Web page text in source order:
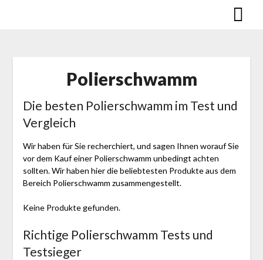
Polier­schwamm
Die besten Polier­schwamm im Test und
Vergleich
Wir haben für Sie recherchiert, und sagen Ihnen worauf Sie
vor dem Kauf einer Polier­schwamm unbedingt achten
sollten. Wir haben hier die beliebtesten Produkte aus dem
Bereich Polier­schwamm zusammengestellt.
Keine Produkte gefunden.
Richtige Polier­schwamm Tests und
Testsieger